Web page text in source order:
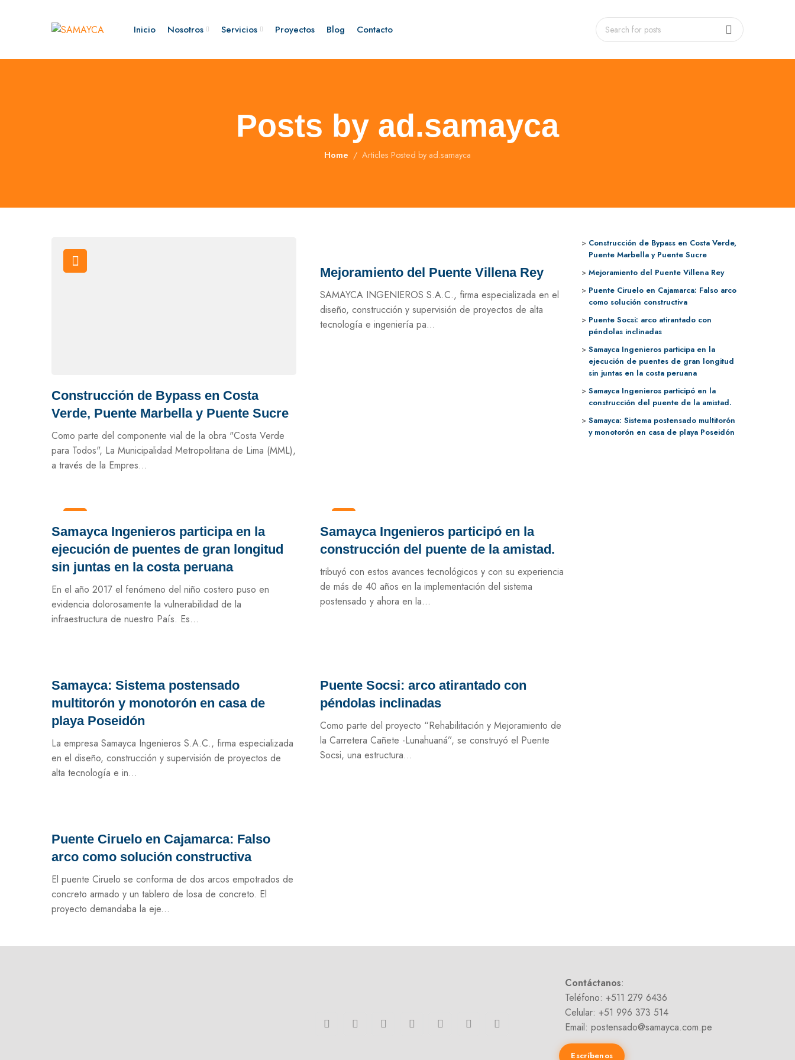
Inicio Nosotros Servicios Proyectos Blog Contacto
Posts by ad.samayca
Home Articles Posted by ad.samayca
Construcción de Bypass en Costa
Verde, Puente Marbella y Puente Sucre
Como parte del componente vial de la obra "Costa Verde
para Todos", La Municipalidad Metropolitana de Lima (MML),
a través de la Empres...
Mejoramiento del Puente Villena Rey
SAMAYCA INGENIEROS S.A.C., firma especializada en el
diseño, construcción y supervisión de proyectos de alta
tecnología e ingeniería pa...
Samayca Ingenieros participa en la
ejecución de puentes de gran longitud
sin juntas en la costa peruana
En el año 2017 el fenómeno del niño costero puso en
evidencia dolorosamente la vulnerabilidad de la
infraestructura de nuestro País. Es...
Samayca Ingenieros participó en la
construcción del puente de la amistad.
tribuyó con estos avances tecnológicos y con su experiencia
de más de 40 años en la implementación del sistema
postensado y ahora en la...
Samayca: Sistema postensado
multitorón y monotorón en casa de
playa Poseidón
La empresa Samayca Ingenieros S.A.C., firma especializada
en el diseño, construcción y supervisión de proyectos de
alta tecnología e in...
Puente Socsi: arco atirantado con
péndolas inclinadas
Como parte del proyecto “Rehabilitación y Mejoramiento de
la Carretera Cañete -Lunahuaná”, se construyó el Puente
Socsi, una estructura...
Puente Ciruelo en Cajamarca: Falso
arco como solución constructiva
El puente Ciruelo se conforma de dos arcos empotrados de
concreto armado y un tablero de losa de concreto. El
proyecto demandaba la eje...
Construcción de Bypass en Costa Verde,
Puente Marbella y Puente Sucre
Mejoramiento del Puente Villena Rey
Puente Ciruelo en Cajamarca: Falso arco
como solución constructiva
Puente Socsi: arco atirantado con
péndolas inclinadas
Samayca Ingenieros participa en la
ejecución de puentes de gran longitud
sin juntas en la costa peruana
Samayca Ingenieros participó en la
construcción del puente de la amistad.
Samayca: Sistema postensado multitorón
y monotorón en casa de playa Poseidón
Contáctanos:
Teléfono: +511 279 6436
Celular: +51 996 373 514
Email: postensado@samayca.com.pe
Escríbenos